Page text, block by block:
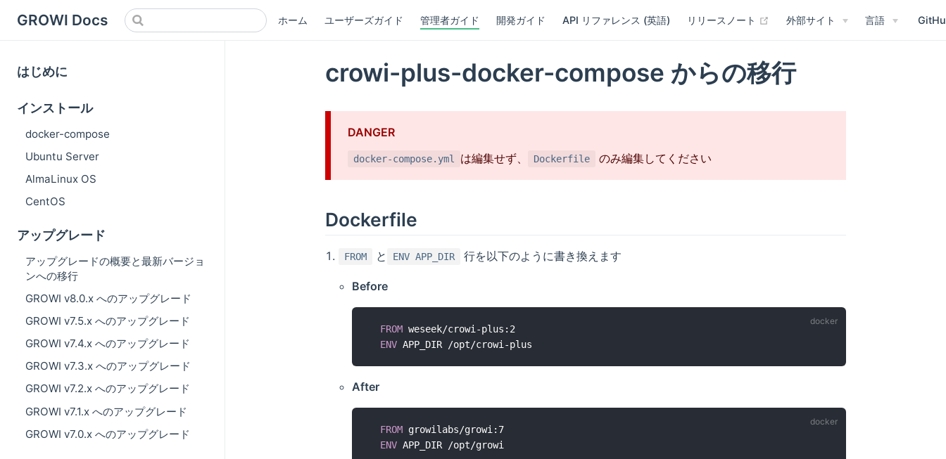
GROWI Docs ホーム ユーザーズガイド 管理者ガイド 開発ガイド API リファレンス (英語) リリースノート (opens new window)
外部サイト 言語
はじめに
インストール
docker-compose
Ubuntu Server
AlmaLinux OS
CentOS
アップグレード
アップグレードの概要と最新バージョ
ンへの移行
GROWI v8.0.x へのアップグレード
GROWI v7.5.x へのアップグレード
GROWI v7.4.x へのアップグレード
GROWI v7.3.x へのアップグレード
GROWI v7.2.x へのアップグレード
GROWI v7.1.x へのアップグレード
GROWI v7.0.x へのアップグレード
crowi-plus-docker-compose からの移行
DANGER
docker-compose.yml は編集せず、 Dockerfile のみ編集してください
Dockerfile
FROM と ENV APP_DIR 行を以下のように書き換えます
Before
FROM weseek/crowi-plus:2
ENV APP_DIR /opt/crowi-plus
After
FROM growilabs/growi:7
ENV APP_DIR /opt/growi